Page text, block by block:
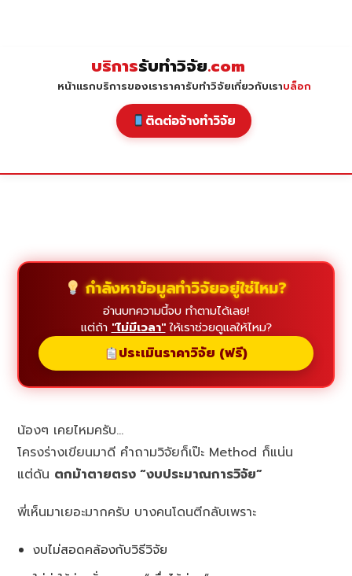
บริการรับทำวิจัย.com
หน้าแรกบริการของเราราคารับทำวิจัยเกี่ยวกับเราบล็อก
ติดต่อจ้างทำวิจัย
กำลังหาข้อมูลทำวิจัยอยู่ใช่ไหม?
อ่านบทความนี้จบ ทำตามได้เลย!
แต่ถ้า "ไม่มีเวลา"ให้เราช่วยดูแลให้ไหม?
ประเมินราคาวิจัย (ฟรี)
น้องๆ เคยไหมครับ…
โครงร่างเขียนมาดี คำถามวิจัยก็เป๊ะ Method ก็แน่น
แต่ดัน ตกม้าตายตรง “งบประมาณการวิจัย”
พี่เห็นมาเยอะมากครับ บางคนโดนตีกลับเพราะ
งบไม่สอดคล้องกับวิธีวิจัย